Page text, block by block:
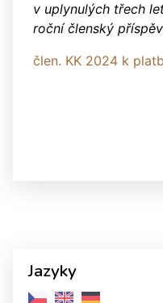
v uplynulých třech
roční členský
člen. KK 2024 k
Jazyky